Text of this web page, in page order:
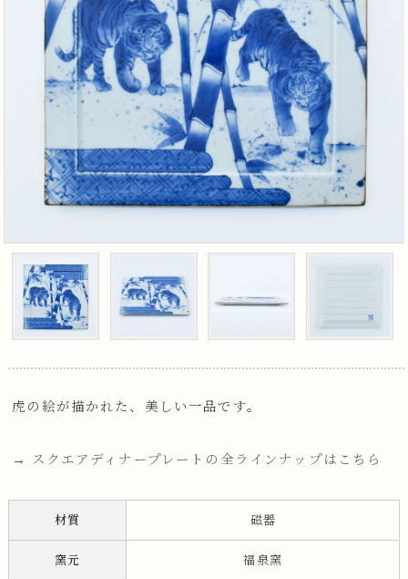
虎の絵が描かれた、美しい一品です。
→ スクエアディナープレートの全ラインナップはこちら
材質 磁器
窯元 福泉窯